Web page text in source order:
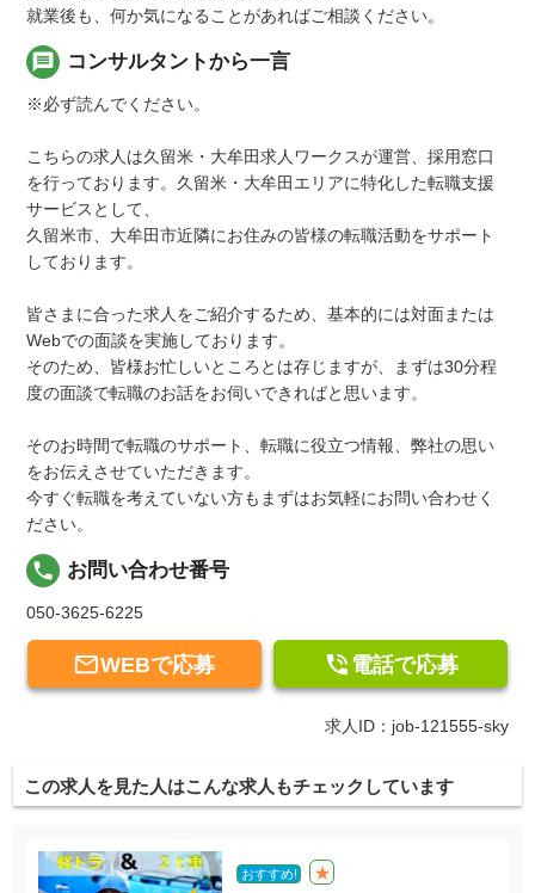
就業後も、何か気になることがあればご相談ください。
message コンサルタントから一言
※必ず読んでください。
こちらの求人は久留米・大牟田求人ワークスが運営、採用窓口
を行っております。久留米・大牟田エリアに特化した転職支援
サービスとして、
久留米市、大牟田市近隣にお住みの皆様の転職活動をサポート
しております。
皆さまに合った求人をご紹介するため、基本的には対面または
Webでの面談を実施しております。
そのため、皆様お忙しいところとは存じますが、まずは30分程
度の面談で転職のお話をお伺いできればと思います。
そのお時間で転職のサポート、転職に役立つ情報、弊社の思い
をお伝えさせていただきます。
今すぐ転職を考えていない方もまずはお気軽にお問い合わせく
ださい。
local_phone お問い合わせ番号
050-3625-6225
WEBで応募  電話で応募
求人ID：job-121555-sky
この求人を見た人はこんな求人もチェックしています
おすすめ! ★